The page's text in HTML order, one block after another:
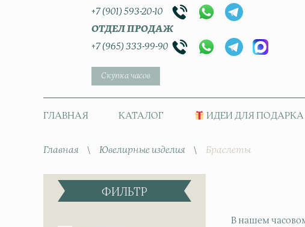
+7 (901) 593-20-10
ОТДЕЛ ПРОДАЖ
+7 (965) 333-99-90
Скупка часов
ГЛАВНАЯ КАТАЛОГ ИДЕИ ДЛЯ ПОДАРКА
Главная \ Ювелирные изделия \ Браслеты
ФИЛЬТР
В нашем